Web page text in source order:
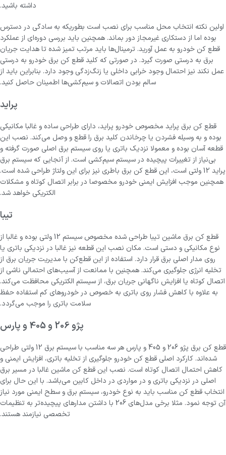
داشته باشید.
اولین نکته انتخاب محل مناسب برای نصب است بطوریکه به سادگی در دسترس
بوده اما از دستکاری غیرمجاز دور بماند. همچنین باید بررسی دوره‌ای از عملکرد
قطع‌ کن خودرو به عمل آورید. ترمینال‌ها باید مرتب تمیز شده تا هدایت جریان
برق به درستی صورت گیرد. در صورتی که کلید قطع کن برق خودرو به درستی
عمل نکند نیز احتمال وجود خرابی داخلی یا زنگ‌زدگی وجود دارد. بنابراین باید از
سالم بودن اتصالات و سیم‌کشی‌ها اطمینان حاصل کنید.
پراید
قطع کن برق پراید مخصوص خودرو پراید، دارای طراحی ساده و غالبا مکانیکی
بوده و به وسیله فشردن یا چرخاندن کلید برق را قطع و وصل می‌کند. نصب این
قطعه آسان بوده و معمولا نزدیک باتری یا روی سیستم برق اصلی صورت گرفته و
بی‌نیاز از تغییرات پیچیده در سیستم سیم‌کشی است. از آنجایی که سیستم برق
پراید 12 ولتی است، این قطع کن برق باطری نیز برای این ولتاژ طراحی شده است.
همچنین موجب افزایش ایمنی خودرو مخصوصا در برابر اتصال کوتاه و مشکلات
الکتریکی خواهد شد.
تیبا
قطع کن برق ماشین تیبا
طراحی شده مخصوص سیستم 12 ولتی بوده و غالبا از
نوع مکانیکی و دستی است. مکان نصب این قطعه نیز غالبا در نزدیکی باتری یا
روی مدار اصلی برق قرار دارد. استفاده از این قطع‌کن با مدیریت جریان برق از
تخلیه انرژی جلوگیری می‌کند. همچنین با ممانعت از آسیب‌های احتمالی ناشی از
اتصال کوتاه یا افزایش ناگهانی جریان برق، از سیستم الکتریکی محافظت می‌کند.
به علاوه با کاهش فشار روی باتری به خصوص در خودروهای کم استفاده حفظ
سلامت باتری را موجب می‌گردد.
پژو 206 و 405 و پارس
قطع کن برق پژو 206 و 405 و پارس هر سه مناسب با سیستم برق 12 ولتی طراحی
شده‌اند. کارکرد اصلی قطع کن خودرو جلوگیری از تخلیه باتری، افزایش ایمنی و
کاهش احتمال اتصال کوتاه است. نصب این قطع کن ماشین غالبا در مسیر برق
اصلی در نزدیکی باتری و در مواردی در داخل کابین می‌باشد. با این حال برای
انتخاب قطع‌ کن مناسب باید به نوع خودرو، سیستم برق و سطح ایمنی مورد نیاز
آن توجه نمود. مثلا برخی مدل‌های 206 با داشتن مدارهای پیچیده‌تر به تنظیمات
تخصصی نیازمند هستند.